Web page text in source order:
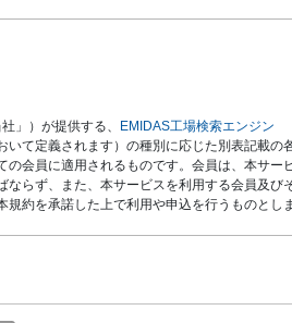
」）が提供する、
EMIDAS工場検索エンジン
いて定義されます）の種別に応じた別表記載の
会員に適用されるものです。会員は、本サー
らず、また、本サービスを利用する会員及び
約を承諾した上で利用や申込を行うものとしま
と認められる場合において、本規約の変更が会